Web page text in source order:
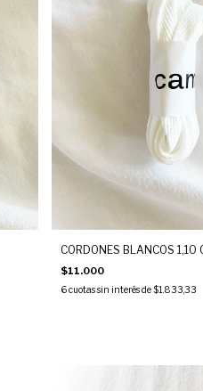
CORDONES BLANCOS 1,10
$11.000
6 cuotas sin interés de$1.833,33